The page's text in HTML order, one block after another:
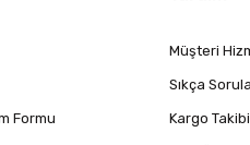
Formu
Müşteri
Sıkça
Kargo Takibi